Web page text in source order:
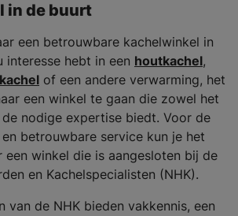
in de buurt
een betrouwbare kachelwinkel in
interesse hebt in een houtkachel,
of een andere verwarming, het
een winkel te gaan die zowel het
nodige expertise biedt. Voor de
betrouwbare service kun je het
een winkel die is aangesloten bij de
en Kachelspecialisten (NHK).
van de NHK bieden vakkennis, een